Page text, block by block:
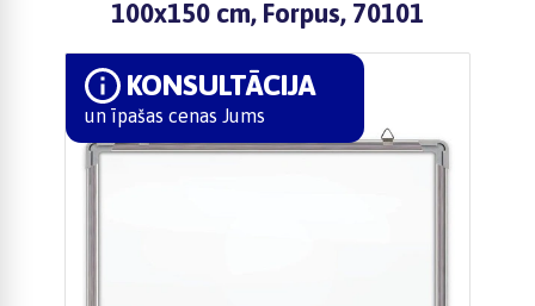
100x150 cm, Forpus, 70101
KONSULTĀCIJA
un īpašas cenas Jums